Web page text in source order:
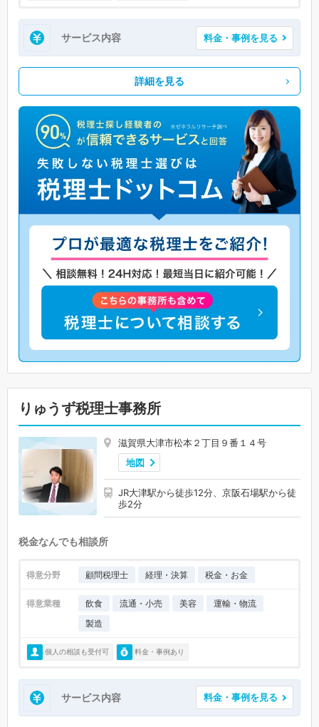
サービス内容 料金・事例を見る
詳細を見る
りゅうず税理士事務所
滋賀県大津市松本２丁目９番１４号
地図
JR大津駅から徒歩12分、京阪石場駅から徒
歩2分
税金なんでも相談所
得意分野 顧問税理士 経理・決算 税金・お金
得意業種 飲食 流通・小売 美容
運輸・物流
製造
個人の相談も受付可 料金・事例あり
サービス内容 料金・事例を見る